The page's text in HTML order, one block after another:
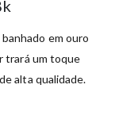
em ouro
trará um toque
alta qualidade.